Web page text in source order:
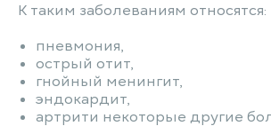
К таким заболеваниям относятся:
пневмония,
острый отит,
гнойный менингит,
эндокардит,
артрити некоторые другие